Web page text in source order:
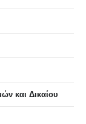
και Δικαίου